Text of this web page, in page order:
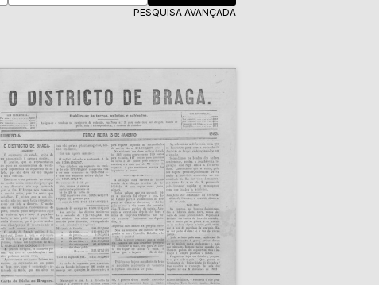
PESQUISA AVANÇADA